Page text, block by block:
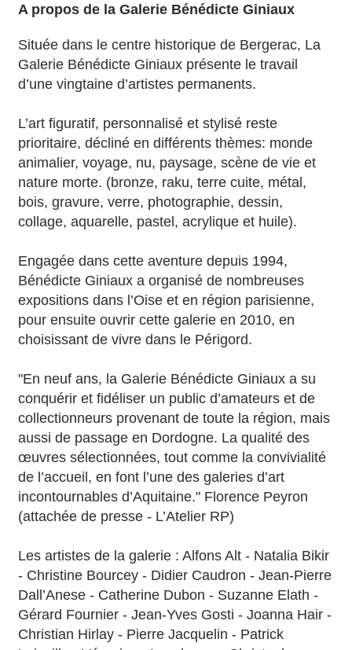
A propos de la Galerie Bénédicte Giniaux
Située dans le centre historique de Bergerac, La
Galerie Bénédicte Giniaux présente le travail
d’une vingtaine d’artistes permanents.
L’art figuratif, personnalisé et stylisé reste
prioritaire, décliné en différents thèmes: monde
animalier, voyage, nu, paysage, scène de vie et
nature morte. (bronze, raku, terre cuite, métal,
bois, gravure, verre, photographie, dessin,
collage, aquarelle, pastel, acrylique et huile).
Engagée dans cette aventure depuis 1994,
Bénédicte Giniaux a organisé de nombreuses
expositions dans l’Oise et en région parisienne,
pour ensuite ouvrir cette galerie en 2010, en
choisissant de vivre dans le Périgord.
"En neuf ans, la Galerie Bénédicte Giniaux a su
conquérir et fidéliser un public d’amateurs et de
collectionneurs provenant de toute la région, mais
aussi de passage en Dordogne. La qualité des
œuvres sélectionnées, tout comme la convivialité
de l’accueil, en font l’une des galeries d’art
incontournables d’Aquitaine." Florence Peyron
(attachée de presse - L’Atelier RP)
Les artistes de la galerie : Alfons Alt - Natalia Bikir
- Christine Bourcey - Didier Caudron - Jean-Pierre
Dall’Anese - Catherine Dubon - Suzanne Elath -
Gérard Fournier - Jean-Yves Gosti - Joanna Hair -
Christian Hirlay - Pierre Jacquelin - Patrick